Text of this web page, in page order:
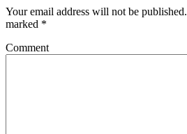
Your email address will not be published.
marked *
Comment